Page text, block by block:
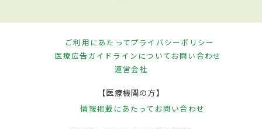
ご利用にあたってプライバシーポリシー
医療広告ガイドラインについてお問い合わせ
運営会社
【医療機関の方】
情報掲載にあたって お問い合わせ